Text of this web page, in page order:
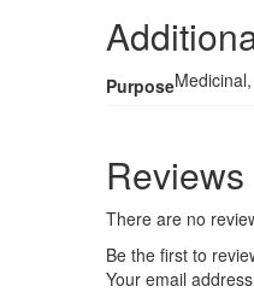
Purpose
Reviews
There are no
Be the first to
Your email